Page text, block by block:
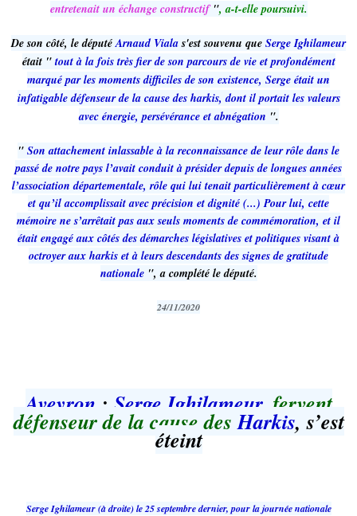
entretenait un échange constructif ", a-t-elle poursuivi.
De son côté, le députéArnaud Vialas'est souvenu que Serge Ighilameur
était "tout à la fois très fier de son parcours de vie et profondément
marqué par les moments difficiles de son existence, Serge était un
infatigable défenseur de la cause des harkis, dont il portait les valeurs
avec énergie, persévérance et abnégation ".
" Son attachement inlassable à la reconnaissance de leur rôle dans le
passé de notre pays l’avait conduit à présider depuis de longues années
l’association départementale, rôle qui lui tenait particulièrement à cœur
et qu’il accomplissait avec précision et dignité (...) Pour lui, cette
mémoire ne s’arrêtait pas aux seuls moments de commémoration, et il
était engagé aux côtés des démarches législatives et politiques visant à
octroyer aux harkis et à leurs descendants des signes de gratitude
nationale ", a complété le député.
24/11/2020
Aveyron : Serge Ighilameur, fervent
défenseur de la cause des Harkis, s’est
éteint
Serge Ighilameur (à droite) le 25 septembre dernier, pour la journée nationale